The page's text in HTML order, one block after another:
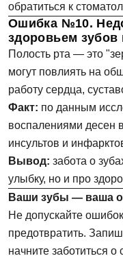
обратиться к
Ошибка №10.
здоровьем зубов
Полость рта — это
могут повлиять на
работу сердца,
Факт: по данным
воспалениями десен
инсультов и
Вывод: забота о
улыбку, но и про
Ваши зубы — ваша
Не допускайте
предотвратить.
начните заботиться
Согласен
данных
Сообщение
Мы свяжемся